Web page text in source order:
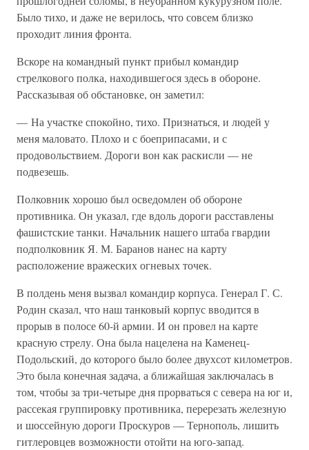
Было тихо, и даже не верилось, что совсем близко
проходит линия фронта.
Вскоре на командный пункт прибыл командир
стрелкового полка, находившегося здесь в обороне.
Рассказывая об обстановке, он заметил:
— На участке спокойно, тихо. Признаться, и людей у
меня маловато. Плохо и с боеприпасами, и с
продовольствием. Дороги вон как раскисли — не
подвезешь.
Полковник хорошо был осведомлен об обороне
противника. Он указал, где вдоль дороги расставлены
фашистские танки. Начальник нашего штаба гвардии
подполковник Я. М. Баранов нанес на карту
расположение вражеских огневых точек.
В полдень меня вызвал командир корпуса. Генерал Г. С.
Родин сказал, что наш танковый корпус вводится в
прорыв в полосе 60-й армии. И он провел на карте
красную стрелу. Она была нацелена на Каменец-
Подольский, до которого было более двухсот километров.
Это была конечная задача, а ближайшая заключалась в
том, чтобы за три-четыре дня прорваться с севера на юг и,
рассекая группировку противника, перерезать железную
и шоссейную дороги Проскуров — Тернополь, лишить
гитлеровцев возможности отойти на юго-запад.